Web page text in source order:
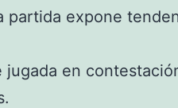
partida expone
en